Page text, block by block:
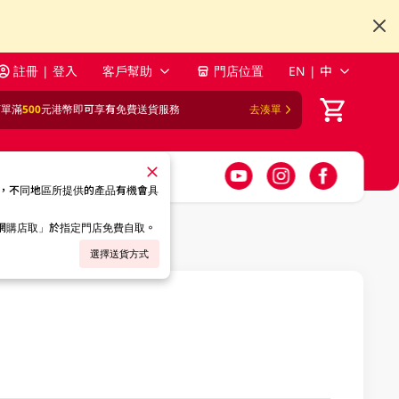
註冊 | 登入 客戶幫助 門店位置 EN | 中
滿500元港幣即可享有免費送貨服務 去湊單
不同地區所提供的產品有機會具
店取」於指定門店免費自取。
選擇送貨方式